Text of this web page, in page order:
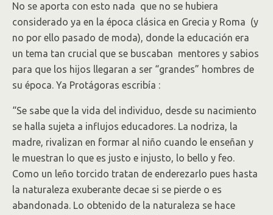
No se aporta con esto nada que no se hubiera
considerado ya en la época clásica en Grecia y Roma (y
no por ello pasado de moda), donde la educación era
un tema tan crucial que se buscaban mentores y sabios
para que los hijos llegaran a ser “grandes” hombres de
su época. Ya Protágoras escribía :
“Se sabe que la vida del individuo, desde su nacimiento
se halla sujeta a influjos educadores. La nodriza, la
madre, rivalizan en formar al niño cuando le enseñan y
le muestran lo que es justo e injusto, lo bello y feo.
Como un leño torcido tratan de enderezarlo pues hasta
la naturaleza exuberante decae si se pierde o es
abandonada. Lo obtenido de la naturaleza se hace